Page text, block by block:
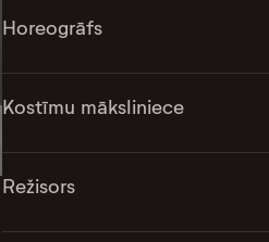
Horeogrāfs
Kostīmu māksliniece
Režisors